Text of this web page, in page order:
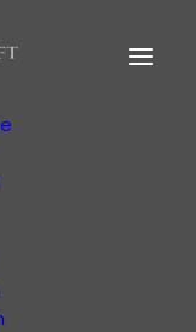
Ihres Filters